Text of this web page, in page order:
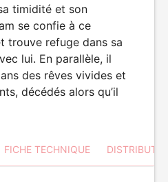
timidité et son
se confie à ce
trouve refuge dans sa
lui. En parallèle, il
des rêves vivides et
décédés alors qu’il
FICHE TECHNIQUE